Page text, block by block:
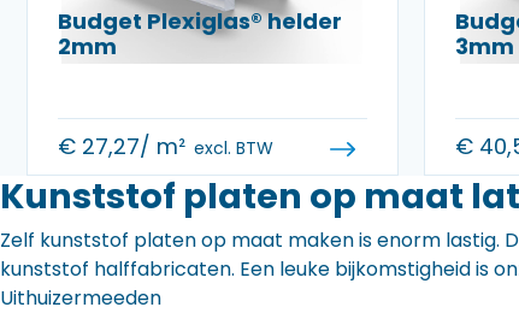
Budget Plexiglas® helder
2mm
€27,27/ m² excl. BTW
3mm
€
Kunststof platen op maat
Zelf kunststof platen op maat maken is enorm lastig.
kunststof halffabricaten. Een leuke bijkomstigheid is
Uithuizermeeden